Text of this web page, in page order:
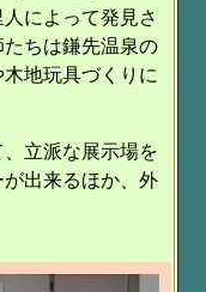
によって発見さ
ちは鎌先温泉の
地玩具づくりに
立派な展示場を
出来るほか、外